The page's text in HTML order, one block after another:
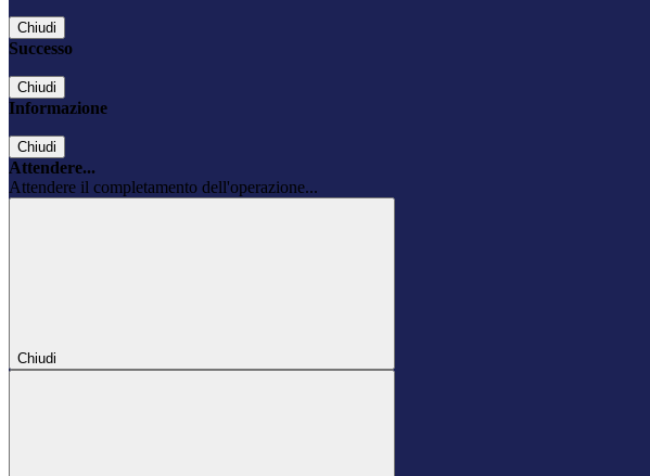
Chiudi
Successo
Chiudi
Informazione
Chiudi
Attendere...
Attendere il completamento dell'operazione...
Chiudi